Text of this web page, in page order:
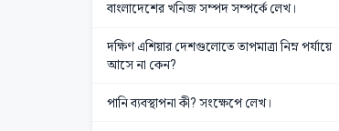
বাংলাদেশের খনিজ সম্পদ সম্পর্কে লেখ।
দক্ষিণ এশিয়ার দেশগুলোতে তাপমাত্রা নিম্ন পর্যায়ে
আসে না কেন?
পানি ব্যবস্থাপনা কী? সংক্ষেপে লেখ।